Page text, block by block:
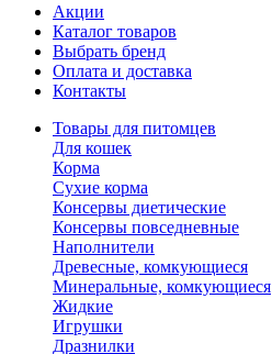
Акции
Каталог товаров
Выбрать бренд
Оплата и доставка
Контакты
Товары для питомцев
Для кошек
Корма
Сухие корма
Консервы диетические
Консервы повседневные
Наполнители
Древесные, комкующиеся
Минеральные, комкующиеся
Жидкие
Игрушки
Дразнилки